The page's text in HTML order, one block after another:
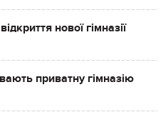
нової гімназії
приватну гімназію